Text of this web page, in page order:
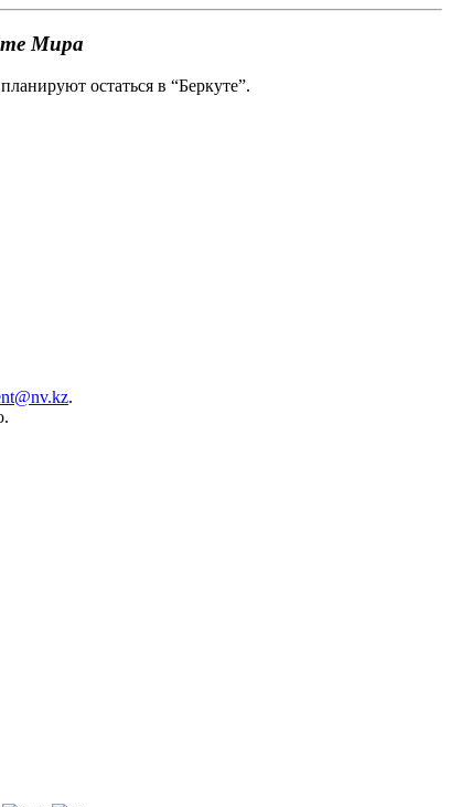
Мира
остаться в “Беркуте”.
.